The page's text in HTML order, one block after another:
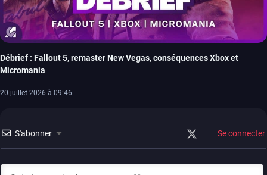
Débrief : Fallout 5, remaster New Vegas, conséquences Xbox et
Micromania
20 juillet 2026 à 09:46
S'abonner Se connecter